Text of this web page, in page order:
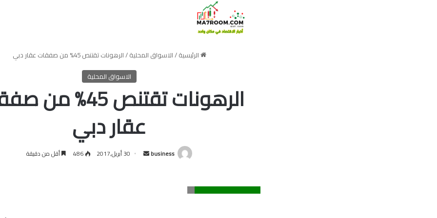
الرئيسية/الاسواق المحلية/الرهونات تقتنص 45% من صفقات عقار دبي
الاسواق المحلية
الرهونات تقتنص 45%
عقار دبي
business
أرسل 30 أبريل,2017 486 أقل من دقيقة